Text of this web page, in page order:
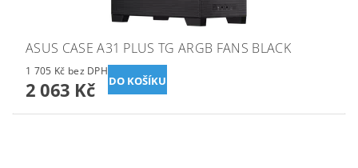
ASUS CASE A31 PLUS TG ARGB FANS BLACK
1 705 Kč bez DPH
2 063 Kč